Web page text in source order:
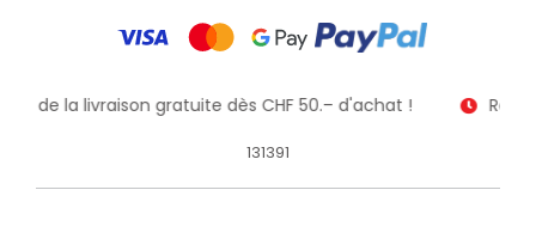
de la livraison gratuite dès CHF 50.– d'achat !
131391